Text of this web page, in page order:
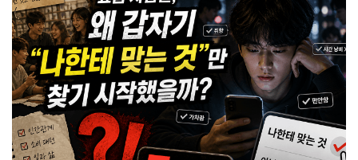
‘근본이즘’이라고 불렀어요. 급변하고 불안정한…